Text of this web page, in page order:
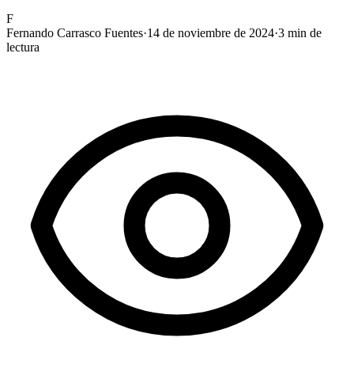
F
Fernando Carrasco Fuentes·14 de noviembre de 2024·3 min de
lectura